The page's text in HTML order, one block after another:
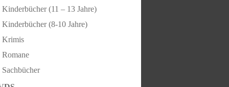
Kinderbücher (11 – 13 Jahre)
Kinderbücher (8-10 Jahre)
Krimis
Romane
Sachbücher